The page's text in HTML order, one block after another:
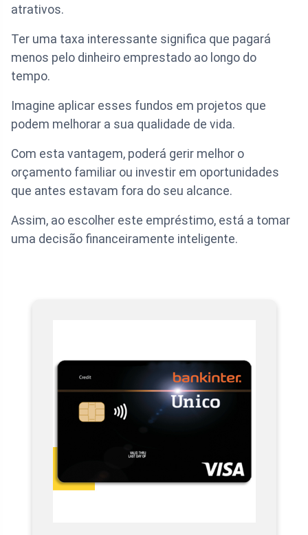
atrativos.
Ter uma taxa interessante significa que pagará
menos pelo dinheiro emprestado ao longo do
tempo.
Imagine aplicar esses fundos em projetos que
podem melhorar a sua qualidade de vida.
Com esta vantagem, poderá gerir melhor o
orçamento familiar ou investir em oportunidades
que antes estavam fora do seu alcance.
Assim, ao escolher este empréstimo, está a tomar
uma decisão financeiramente inteligente.